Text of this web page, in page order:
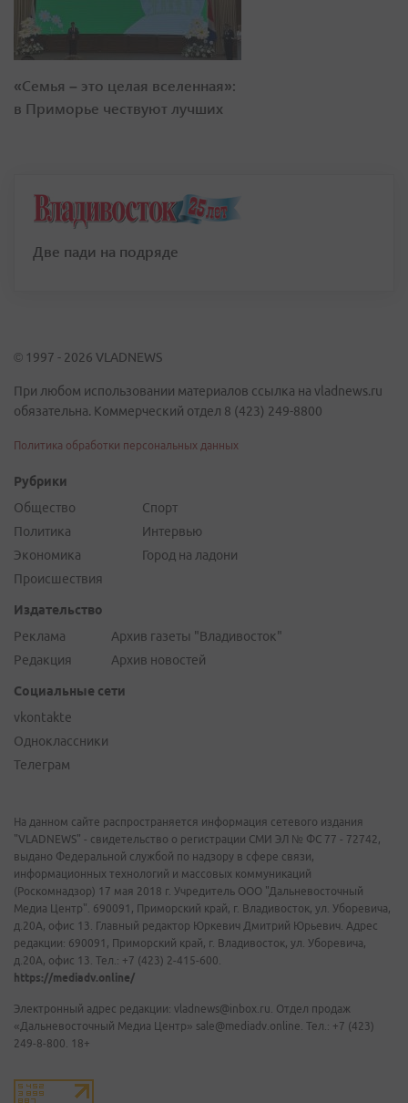
«Семья – это целая вселенная»:
в Приморье чествуют лучших
Две пади на подряде
© 1997 - 2026 VLADNEWS
При любом использовании материалов ссылка на vladnews.ru
обязательна. Коммерческий отдел 8 (423) 249-8800
Политика обработки персональных данных
Рубрики
Общество
Политика
Экономика
Происшествия
Спорт
Интервью
Город на ладони
Издательство
Реклама
Редакция
Архив газеты "Владивосток"
Архив новостей
Социальные сети
vkontakte
Одноклассники
Телеграм
На данном сайте распространяется информация сетевого издания
"VLADNEWS" - свидетельство о регистрации СМИ ЭЛ № ФС 77 - 72742,
выдано Федеральной службой по надзору в сфере связи,
информационных технологий и массовых коммуникаций
(Роскомнадзор) 17 мая 2018 г. Учредитель ООО "Дальневосточный
Медиа Центр". 690091, Приморский край, г. Владивосток, ул. Уборевича,
д.20А, офис 13. Главный редактор Юркевич Дмитрий Юрьевич. Адрес
редакции: 690091, Приморский край, г. Владивосток, ул. Уборевича,
д.20А, офис 13. Тел.: +7 (423) 2-415-600.
https://mediadv.online/
Электронный адрес редакции: vladnews@inbox.ru. Отдел продаж
«Дальневосточный Медиа Центр» sale@mediadv.online. Тел.: +7 (423)
249-8-800. 18+